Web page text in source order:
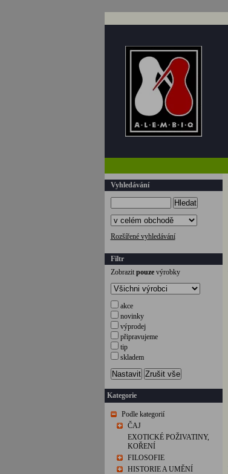
Vyhledávání
Hledat
Rozšířené vyhledávání
Filtr
Zobrazit pouzevýrobky
akce
novinky
výprodej
připravujeme
tip
skladem
Nastavit Zrušit vše
Kategorie
Podle kategorií
ČAJ
EXOTICKÉ POŽIVATINY,
KOŘENÍ
FILOSOFIE
HISTORIE A UMĚNÍ